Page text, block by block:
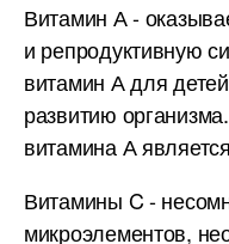
Витамин А -
и репродуктивную
витамин А для
развитию
витамина А
Витамины C -
микроэлементов,